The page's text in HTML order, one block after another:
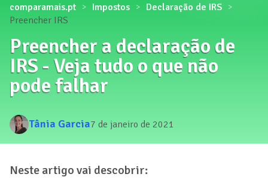
comparamais.pt Impostos
Declaração de IRS
Preencher IRS
Preencher a declaração de
IRS - Veja tudo o que não
pode falhar
Tânia Garcia7 de janeiro de 2021
Neste artigo vai descobrir: